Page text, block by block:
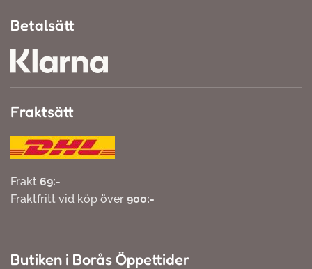
Betalsätt
Fraktsätt
Frakt 69:-
Fraktfritt vid köp över 900:-
Butiken i Borås Öppettider